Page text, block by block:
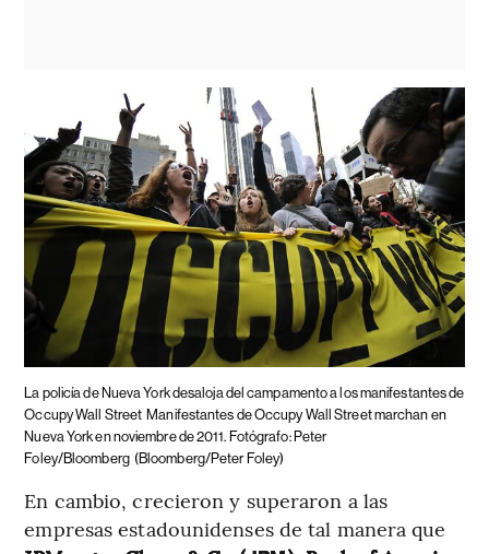
La policía de Nueva York desaloja del campamento a los manifestantes de
Occupy Wall Street Manifestantes de Occupy Wall Street marchan en
Nueva York en noviembre de 2011. Fotógrafo: Peter
Foley/Bloomberg (Bloomberg/Peter Foley)
En cambio, crecieron y superaron a las
empresas estadounidenses de tal manera que